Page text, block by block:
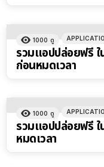
1000 ดู
รวมแอปปล่อยฟรี
ก่อนหมดเวลา
1000 ดู
รวมแอปปล่อยฟรี
หมดเวลา